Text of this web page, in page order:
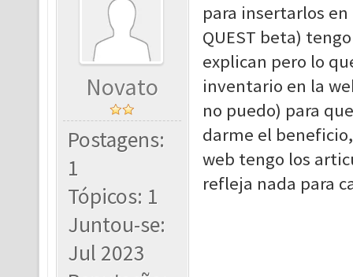
Novato
Postagens:
1
Tópicos: 1
Juntou-se:
Jul 2023
para insertarlos
QUEST beta)
explican pero lo
inventario en la
no puedo) para
darme el
web tengo los
refleja nada para